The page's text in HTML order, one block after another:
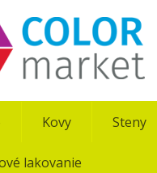
Kovy Steny
lakovanie